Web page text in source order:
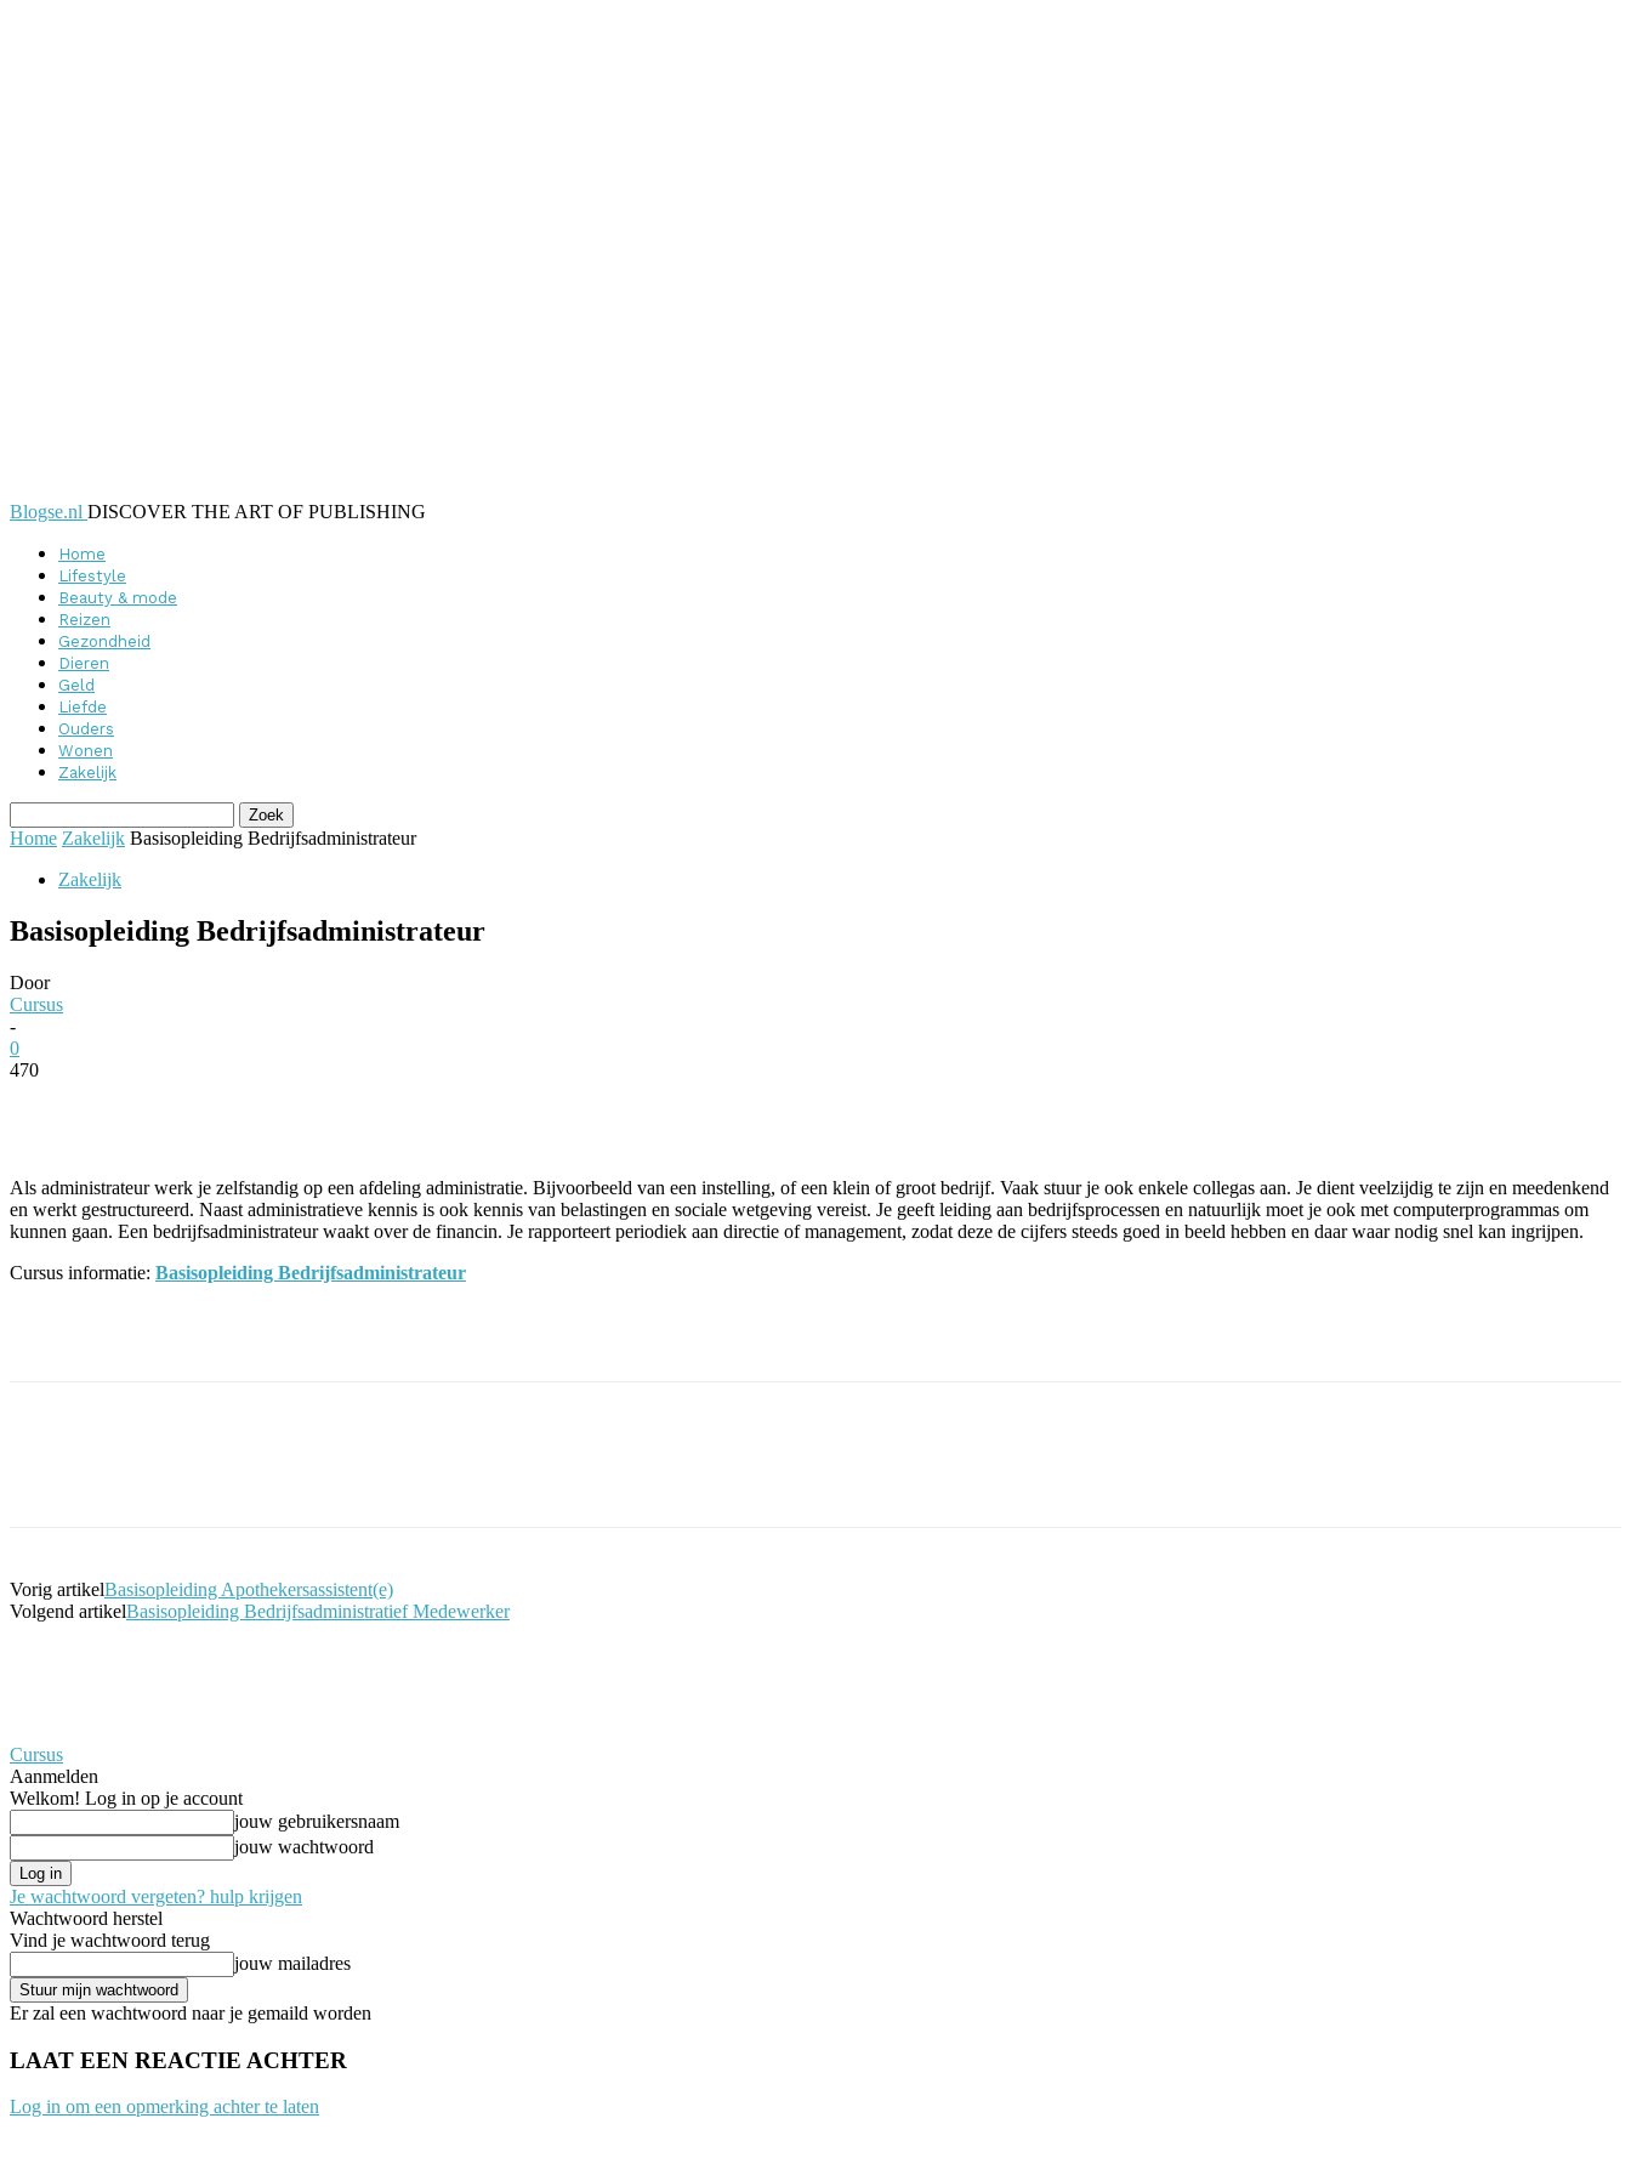
Blogse.nl DISCOVER THE ART OF PUBLISHING
Home
Lifestyle
Beauty & mode
Reizen
Gezondheid
Dieren
Geld
Liefde
Ouders
Wonen
Zakelijk
Home Zakelijk Basisopleiding Bedrijfsadministrateur
Zakelijk
Basisopleiding Bedrijfsadministrateur
Door
Cursus
-
0
470
Als administrateur werk je zelfstandig op een afdeling administratie. Bijvoorbeeld van een instelling, of een klein of groot bedrijf. Vaak stuur je ook enkele collegas aan. Je dient veelzijdig te zijn en meedenkend
en werkt gestructureerd. Naast administratieve kennis is ook kennis van belastingen en sociale wetgeving vereist. Je geeft leiding aan bedrijfsprocessen en natuurlijk moet je ook met computerprogrammas om
kunnen gaan. Een bedrijfsadministrateur waakt over de financin. Je rapporteert periodiek aan directie of management, zodat deze de cijfers steeds goed in beeld hebben en daar waar nodig snel kan ingrijpen.
Cursus informatie: Basisopleiding Bedrijfsadministrateur
Vorig artikelBasisopleiding Apothekersassistent(e)
Volgend artikelBasisopleiding Bedrijfsadministratief Medewerker
Cursus
Aanmelden
Welkom! Log in op je account
jouw gebruikersnaam
jouw wachtwoord
Je wachtwoord vergeten? hulp krijgen
Wachtwoord herstel
Vind je wachtwoord terug
jouw mailadres
Er zal een wachtwoord naar je gemaild worden
LAAT EEN REACTIE ACHTER
Log in om een opmerking achter te laten